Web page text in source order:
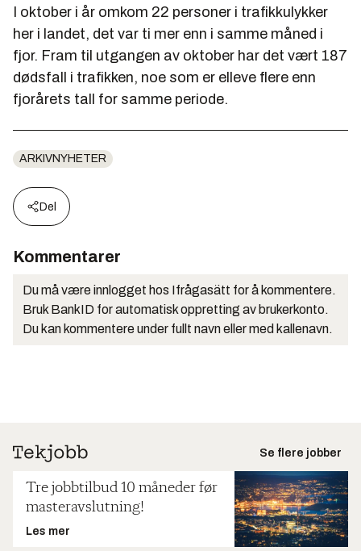
I oktober i år omkom 22 personer i trafikkulykker
her i landet, det var ti mer enn i samme måned i
fjor. Fram til utgangen av oktober har det vært 187
dødsfall i trafikken, noe som er elleve flere enn
fjorårets tall for samme periode.
ARKIVNYHETER
Del
Kommentarer
Du må være innlogget hos Ifrågasätt for å kommentere.
Bruk BankID for automatisk oppretting av brukerkonto.
Du kan kommentere under fullt navn eller med kallenavn.
Se flere jobber
Tre jobbtilbud 10 måneder før
masteravslutning!
Les mer